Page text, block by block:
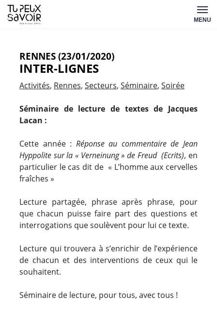
Aller
au
MENU
RENNES (23/01/2020)
INTER-LIGNES
Activités Rennes Secteurs Séminaire Soirée
Séminaire de lecture de textes de Jacques
Lacan :
Cette année : Réponse au commentaire de Jean
Hyppolite sur la « Verneinung » de Freud (Ecrits), en
particulier le cas dit de « L’homme aux cervelles
fraîches »
Lecture partagée, phrase après phrase, pour
que chacun puisse faire part des questions et
interrogations que soulèvent pour lui ce texte.
Lecture qui trouvera à s’enrichir de l’expérience
de chacun et des interventions de ceux qui le
souhaitent.
Séminaire de lecture, pour tous, avec tous !